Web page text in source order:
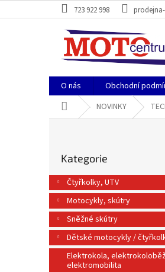
na
723 922 998
O nás Obchodní
Domů NOVINKY
r
a
n
í
p
kategorie
Kategorie
Čtyřkolky, UTV
Motocykly, skútry
Sněžné skútry
Dětské motocykly /
Elektrokola,
elektromobilita